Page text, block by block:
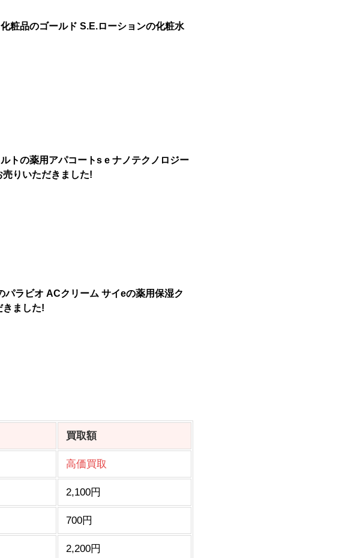
粧品のゴールド S.E.ローションの化粧水
トの薬用アパコートs e ナノテクノロジー
りいただきました!
パラビオ ACクリーム サイeの薬用保湿ク
きました!
買取額
高価買取
2,100円
700円
2,200円